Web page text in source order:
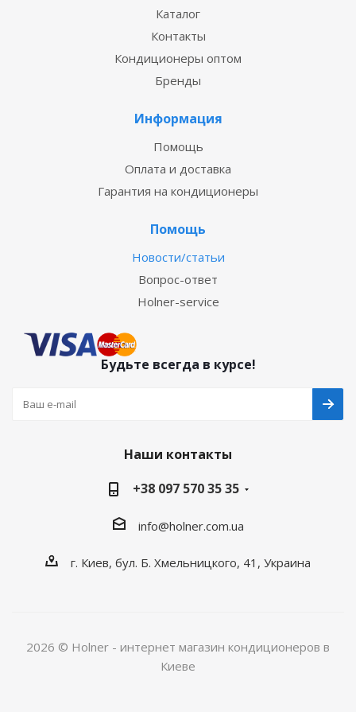
Каталог
Контакты
Кондиционеры оптом
Бренды
Информация
Помощь
Оплата и доставка
Гарантия на кондиционеры
Помощь
Новости/статьи
Вопрос-ответ
Holner-service
Будьте всегда в курсе!
Наши контакты
+38 097 570 35 35
info@holner.com.ua
г. Киев, бул. Б. Хмельницкого, 41, Украина
2026 © Holner - интернет магазин кондиционеров в
Киеве